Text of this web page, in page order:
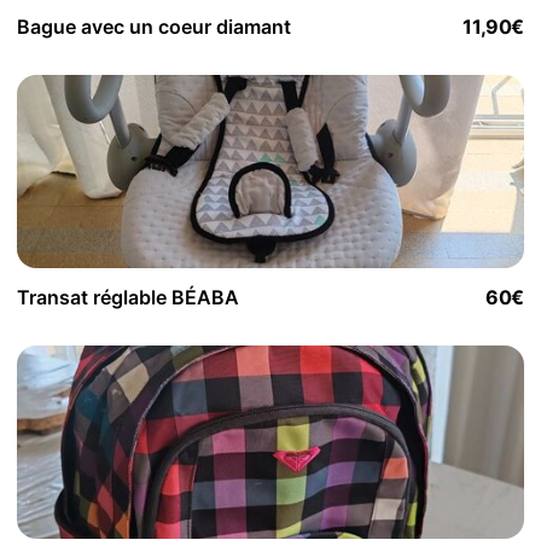
Bague avec un coeur diamant 11,90€
Transat réglable BÉABA 60€